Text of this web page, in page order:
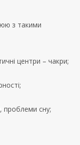
з такими
центри – чакри;
проблеми сну;